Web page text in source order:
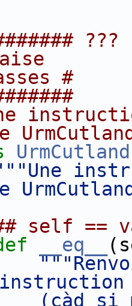
#
self ==
__eq__
instruction
(càd si